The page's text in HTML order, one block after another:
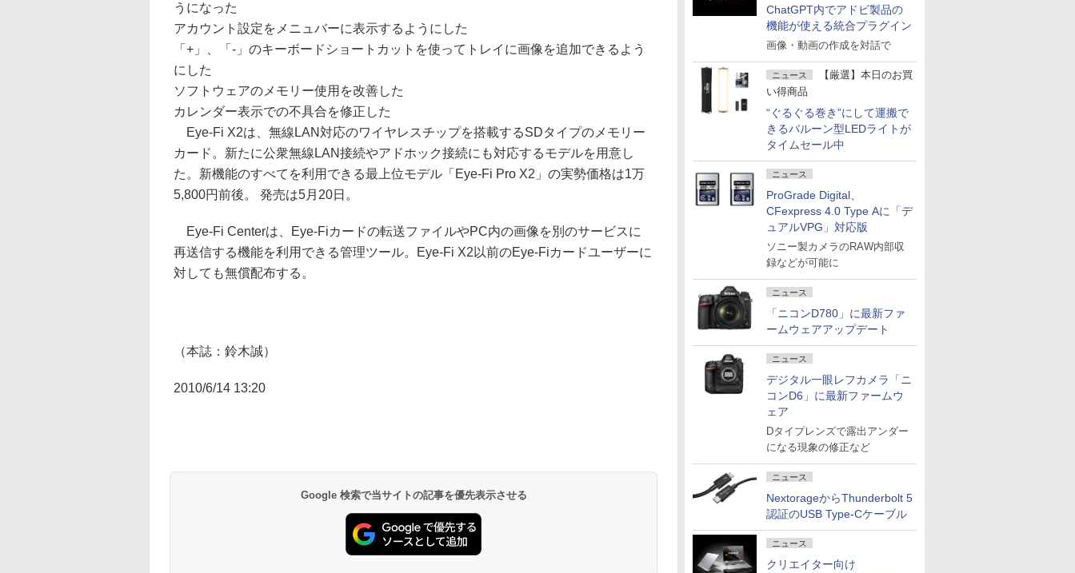
ChatGPT内でアドビ製品の
機能が使える統合プラグイン
画像・動画の作成を対話で
ニュース
【厳選】本日のお買
い得商品
“ぐるぐる巻き”にして運搬で
きるバルーン型LEDライトが
タイムセール中
ニュース
ProGrade Digital、
CFexpress 4.0 Type Aに「デ
ュアルVPG」対応版
ソニー製カメラのRAW内部収
録などが可能に
ニュース
「ニコンD780」に最新ファ
ームウェアアップデート
ニュース
デジタル一眼レフカメラ「ニ
コンD6」に最新ファームウ
ェア
Dタイプレンズで露出アンダー
になる現象の修正など
ニュース
NextorageからThunderbolt 5
認証のUSB Type-Cケーブル
ニュース
クリエイター向け
うになった
アカウント設定をメニュバーに表示するようにした
「+」、「-」のキーボードショートカットを使ってトレイに画像を追加できるよう
にした
ソフトウェアのメモリー使用を改善した
カレンダー表示での不具合を修正した
Eye-Fi X2は、無線LAN対応のワイヤレスチップを搭載するSDタイプのメモリー
カード。新たに公衆無線LAN接続やアドホック接続にも対応するモデルを用意し
た。新機能のすべてを利用できる最上位モデル「Eye-Fi Pro X2」の実勢価格は1万
5,800円前後。 発売は5月20日。
Eye-Fi Centerは、Eye-Fiカードの転送ファイルやPC内の画像を別のサービスに
再送信する機能を利用できる管理ツール。Eye-Fi X2以前のEye-Fiカードユーザーに
対しても無償配布する。
（本誌：鈴木誠）
2010/6/14 13:20
Google 検索で当サイトの記事を優先表示させる